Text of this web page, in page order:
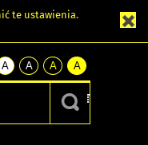
te ustawienia.
A
A
kontrast
czarnym
A
kontrast
żółty
tekst
czarnym
A
kontrast
czarny
tekst
żółtym